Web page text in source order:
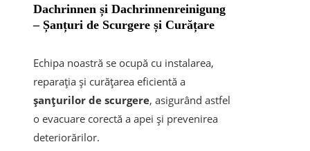
Dachrinnen și Dachrinnenreinigung
– Șanțuri de Scurgere și Curățare
Echipa noastră se ocupă cu instalarea,
reparația și curățarea eficientă a
șanțurilor de scurgere, asigurând astfel
o evacuare corectă a apei și prevenirea
deteriorărilor.